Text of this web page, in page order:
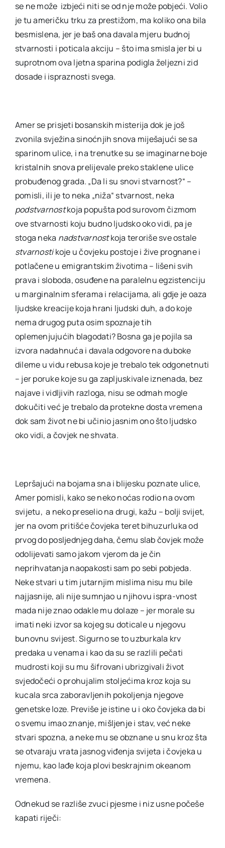
se ne može izbjeći niti se od nje može pobjeći. Volio
je tu američku trku za prestižom, ma koliko ona bila
besmislena, jer je baš ona davala mjeru budnoj
stvarnosti i poticala akciju – što ima smisla jer bi u
suprotnom ova ljetna sparina podigla željezni zid
dosade i ispraznosti svega.
Amer se prisjeti bosanskih misterija dok je još
zvonila svježina sinoćnjih snova miješajući se sa
sparinom ulice, i na trenutke su se imaginarne boje
kristalnih snova prelijevale preko staklene ulice
probuđenog grada. „Da li su snovi stvarnost?“ –
pomisli, ili je to neka „niža“ stvarnost, neka
podstvarnostkoja popušta pod surovom čizmom
ove stvarnosti koju budno ljudsko oko vidi, pa je
stoga neka nadstvarnostkoja teroriše sve ostale
stvarnostikoje u čovjeku postoje i žive prognane i
potlačene u emigrantskim životima – lišeni svih
prava i sloboda, osuđene na paralelnu egzistenciju
u marginalnim sferama i relacijama, ali gdje je oaza
ljudske kreacije koja hrani ljudski duh, a do koje
nema drugog puta osim spoznaje tih
oplemenjujućih blagodati? Bosna ga je pojila sa
izvora nadahnuća i davala odgovore na duboke
dileme u vidu rebusa koje je trebalo tek odgonetnuti
– jer poruke koje su ga zapljuskivale iznenada, bez
najave i vidljivih razloga, nisu se odmah mogle
dokučiti već je trebalo da protekne dosta vremena
dok sam život ne bi učinio jasnim ono što ljudsko
oko vidi, a čovjek ne shvata.
Lepršajući na bojama sna i blijesku poznate ulice,
Amer pomisli, kako se neko noćas rodio na ovom
svijetu, a neko preselio na drugi, kažu – bolji svijet,
jer na ovom pritišće čovjeka teret bihuzurluka od
prvog do posljednjeg daha, čemu slab čovjek može
odolijevati samo jakom vjerom da je čin
neprihvatanja naopakosti sam po sebi pobjeda.
Neke stvari u tim jutarnjim mislima nisu mu bile
najjasnije, ali nije sumnjao u njihovu ispra-vnost
mada nije znao odakle mu dolaze – jer morale su
imati neki izvor sa kojeg su doticale u njegovu
bunovnu svijest. Sigurno se to uzburkala krv
predaka u venama i kao da su se razlili pečati
mudrosti koji su mu šifrovani ubrizgivali život
svjedočeći o prohujalim stoljećima kroz koja su
kucala srca zaboravljenih pokoljenja njegove
genetske loze. Previše je istine u i oko čovjeka da bi
o svemu imao znanje, mišljenje i stav, već neke
stvari spozna, a neke mu se obznane u snu kroz šta
se otvaraju vrata jasnog viđenja svijeta i čovjeka u
njemu, kao lađe koja plovi beskrajnim okeanom
vremena.
Odnekud se razliše zvuci pjesme i niz usne počeše
kapati riječi: